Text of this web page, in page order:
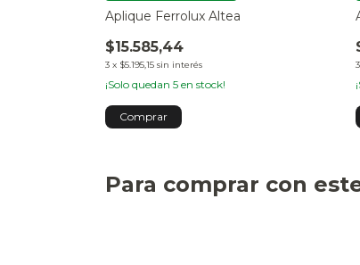
Aplique Ferrolux Altea
$15.585,44
3 x $5.195,15 sin interés
¡Solo quedan 5 en stock!
3
Para comprar con